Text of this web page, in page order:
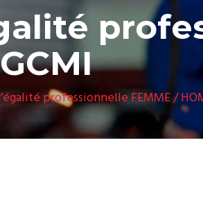
professionnelle FEMME /